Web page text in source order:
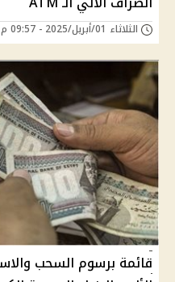
الثلاثاء 01/أبريل/2025 - 09:57 م
قائمة برسوم السحب